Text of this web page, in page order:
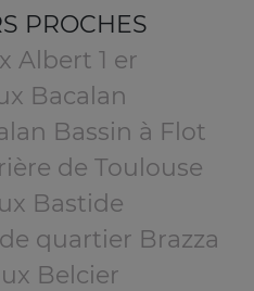
PROCHES
Albert 1 er
Bacalan
Bassin à Flot
de Toulouse
Bastide
quartier Brazza
Belcier